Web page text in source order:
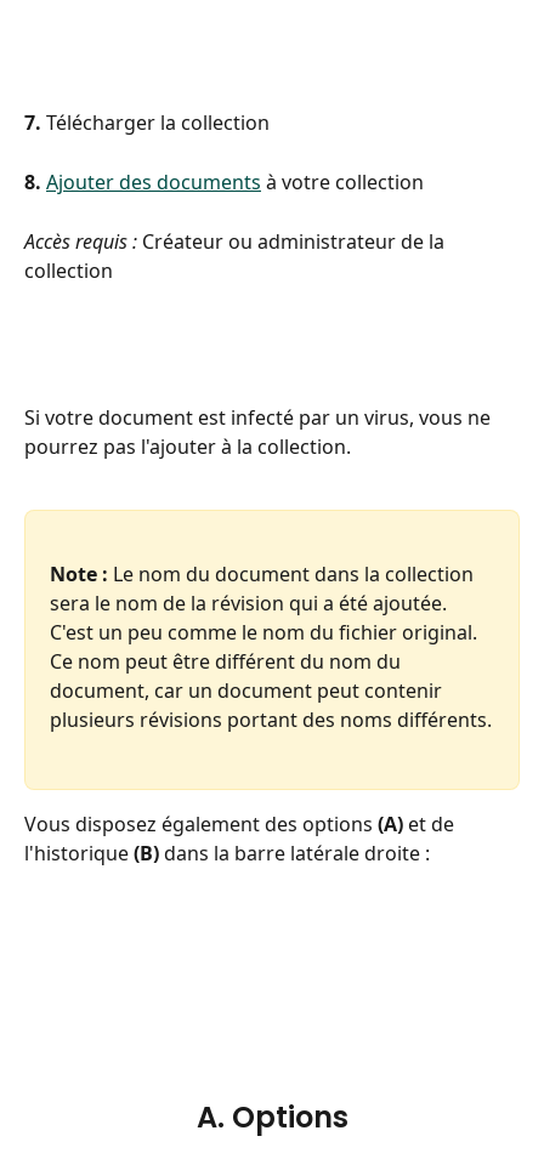
7. Télécharger la collection
8. Ajouter des documents à votre collection
Accès requis : Créateur ou administrateur de la
collection
Si votre document est infecté par un virus, vous ne
pourrez pas l'ajouter à la collection.
Note : Le nom du document dans la collection
sera le nom de la révision qui a été ajoutée.
C'est un peu comme le nom du fichier original.
Ce nom peut être différent du nom du
document, car un document peut contenir
plusieurs révisions portant des noms différents.
Vous disposez également des options (A) et de
l'historique (B) dans la barre latérale droite :
A. Options